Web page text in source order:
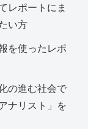
レポートにま
い方
を使ったレポ
の進む社会で
ナリスト」を